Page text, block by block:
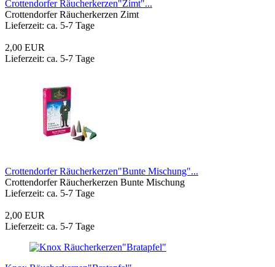
Crottendorfer Räucherkerzen"Zimt"...
Crottendorfer Räucherkerzen Zimt
Lieferzeit: ca. 5-7 Tage
2,00 EUR
Lieferzeit: ca. 5-7 Tage
Crottendorfer Räucherkerzen"Bunte Mischung"...
Crottendorfer Räucherkerzen Bunte Mischung
Lieferzeit: ca. 5-7 Tage
2,00 EUR
Lieferzeit: ca. 5-7 Tage